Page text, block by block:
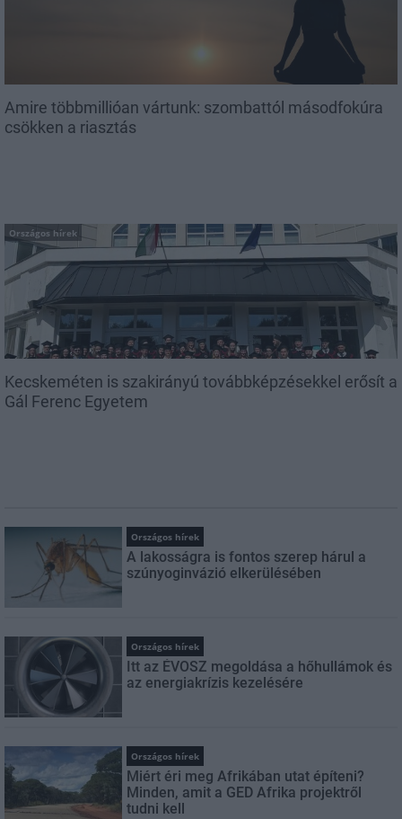
Amire többmillióan vártunk: szombattól másodfokúra
csökken a riasztás
Országos hírek
Kecskeméten is szakirányú továbbképzésekkel erősít a
Gál Ferenc Egyetem
Országos hírek
A lakosságra is fontos szerep hárul a
szúnyoginvázió elkerülésében
Országos hírek
Itt az ÉVOSZ megoldása a hőhullámok és
az energiakrízis kezelésére
Országos hírek
Miért éri meg Afrikában utat építeni?
Minden, amit a GED Afrika projektről
tudni kell